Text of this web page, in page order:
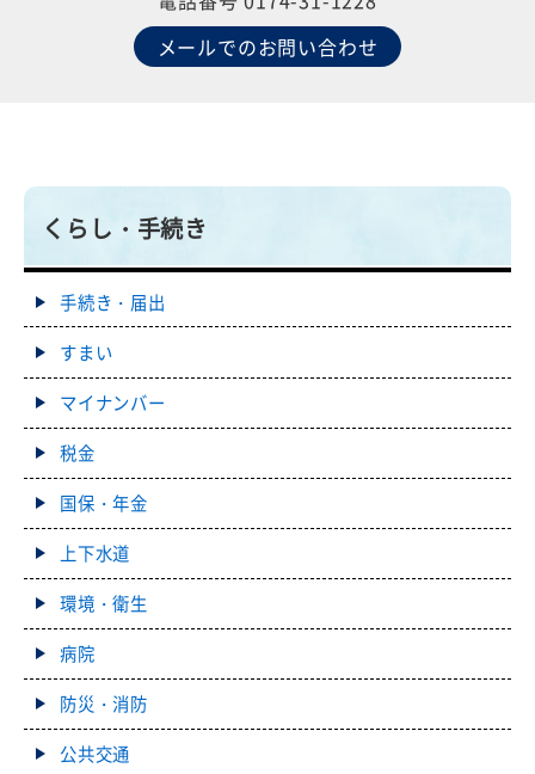
メールでのお問い合わせ
くらし・手続き
手続き・届出
すまい
マイナンバー
税金
国保・年金
上下水道
環境・衛生
病院
防災・消防
公共交通